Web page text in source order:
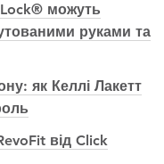
можуть
руками та
як Келлі Лакетт
від Click